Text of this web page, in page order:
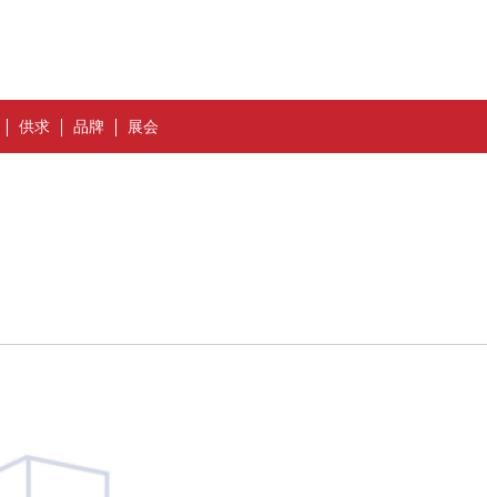
供求 品牌 展会